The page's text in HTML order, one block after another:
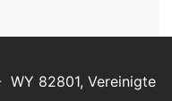
82801, Vereinigte